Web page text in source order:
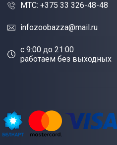
МТС: +375 33 326-48-48
infozoobazza@mail.ru
c 9:00 до 21:00
работаем без выходных